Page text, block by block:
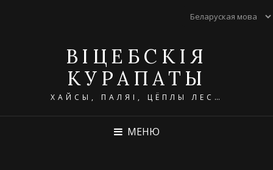
ВІЦЕБСКІЯ
КУРАПАТЫ
ХАЙСЫ, ПАЛЯІ, ЦЁПЛЫ ЛЕС…
МЕНЮ